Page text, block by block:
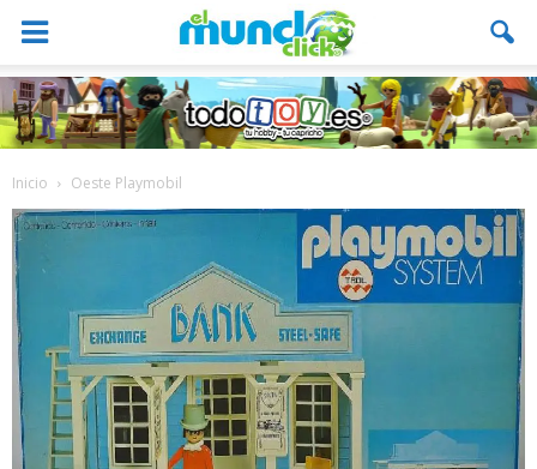
Inicio Oeste Playmobil